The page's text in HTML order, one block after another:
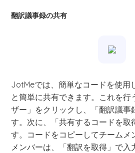
翻訳議事録の共有
JotMeでは、簡単なコードを使用
と簡単に共有できます。これを行
ザー」をクリックし、「翻訳議事
す。次に、「共有するコードを取
す。コードをコピーしてチームメ
メンバーは、「翻訳を取得」で入